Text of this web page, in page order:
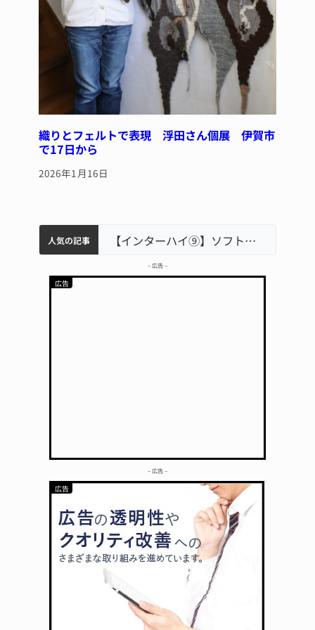
織りとフェルトで表現 浮田さん個展 伊賀市
で17日から
2026年1月16日
人気の記事
軽乗用車が田んぼに転落 運転の70歳女性死亡 伊賀市で
中学校の陶壁モニュメント 地元建設会社がボランティアで清掃 伊賀名張市立病院のDMAT、熊本地震の被災地へ 能登以来3回目の派遣 【インターハイ⑨】ソフトテニス ミス減らし上位狙う 近大高専
– 広告 –
– 広告 –